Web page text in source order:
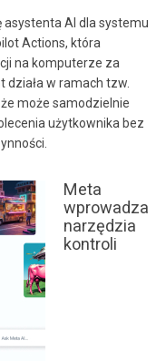
AI dla systemu
Actions, która
na komputerze za
działa w ramach tzw.
może samodzielnie
użytkownika bez
Meta
wprowadza
narzędzia
kontroli